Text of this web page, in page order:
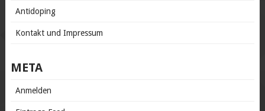
Antidoping
Kontakt und Impressum
META
Anmelden